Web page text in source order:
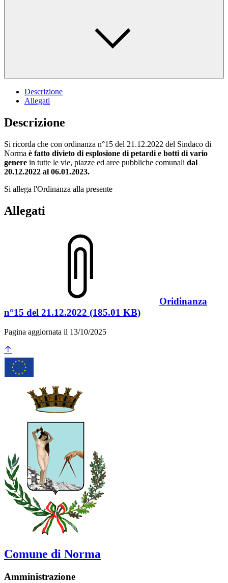
Descrizione
Allegati
Descrizione
Si ricorda che con ordinanza n°15 del 21.12.2022 del Sindaco di
Norma è fatto divieto di esplosione di petardi e botti di vario
genere in tutte le vie, piazze ed aree pubbliche comunali dal
20.12.2022 al 06.01.2023.
Si allega l'Ordinanza alla presente
Allegati
Oridinanza
n°15 del 21.12.2022 (185.01 KB)
Pagina aggiornata il 13/10/2025
Comune di Norma
Amministrazione